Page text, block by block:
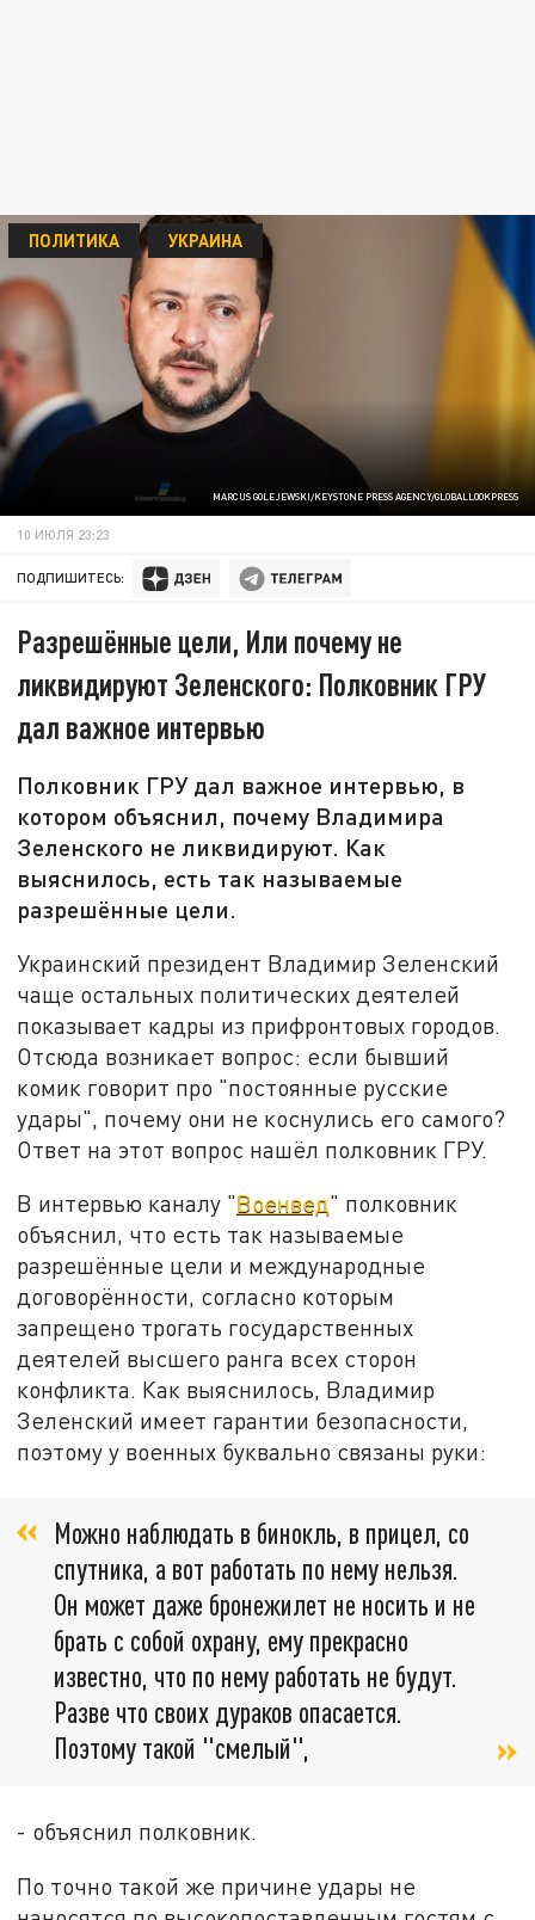
MARCUS GOLEJEWSKI/KEYSTONE PRESS AGENCY/GLOBALLOOKPRESS
ПОЛИТИКА УКРАИНА
10 ИЮЛЯ 23:23
ПОДПИШИТЕСЬ:
Разрешённые цели, Или почему не
ликвидируют Зеленского: Полковник ГРУ
дал важное интервью
Полковник ГРУ дал важное интервью, в
котором объяснил, почему Владимира
Зеленского не ликвидируют. Как
выяснилось, есть так называемые
разрешённые цели.
Украинский президент Владимир Зеленский
чаще остальных политических деятелей
показывает кадры из прифронтовых городов.
Отсюда возникает вопрос: если бывший
комик говорит про "постоянные русские
удары", почему они не коснулись его самого?
Ответ на этот вопрос нашёл полковник ГРУ.
В интервью каналу "Военвед" полковник
объяснил, что есть так называемые
разрешённые цели и международные
договорённости, согласно которым
запрещено трогать государственных
деятелей высшего ранга всех сторон
конфликта. Как выяснилось, Владимир
Зеленский имеет гарантии безопасности,
поэтому у военных буквально связаны руки:
Можно наблюдать в бинокль, в прицел, со
спутника, а вот работать по нему нельзя.
Он может даже бронежилет не носить и не
брать с собой охрану, ему прекрасно
известно, что по нему работать не будут.
Разве что своих дураков опасается.
Поэтому такой "смелый",
- объяснил полковник.
По точно такой же причине удары не